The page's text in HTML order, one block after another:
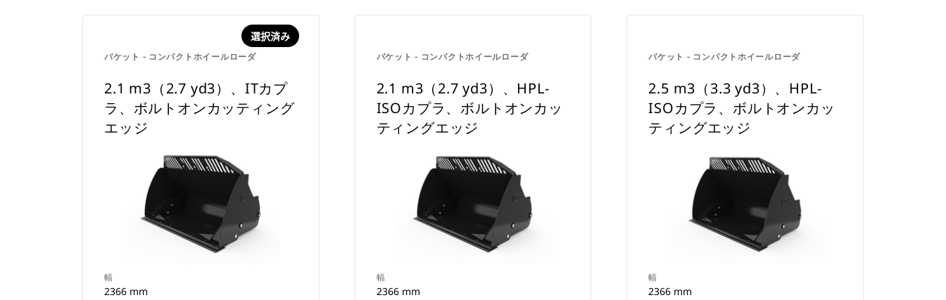
バケット - コンパクトホイールローダ
選択済み
2.1 m3（2.7 yd3）、ITカプ
ラ、ボルトオンカッティング
エッジ
幅
2366 mm
バケット - コンパクトホイールローダ
2.1 m3（2.7 yd3）、HPL-
ISOカプラ、ボルトオンカッ
ティングエッジ
幅
2366 mm
バケット - コンパクトホイールローダ
2.5 m3（3.3 yd3）、HPL-
ISOカプラ、ボルトオンカッ
ティングエッジ
幅
2366 mm